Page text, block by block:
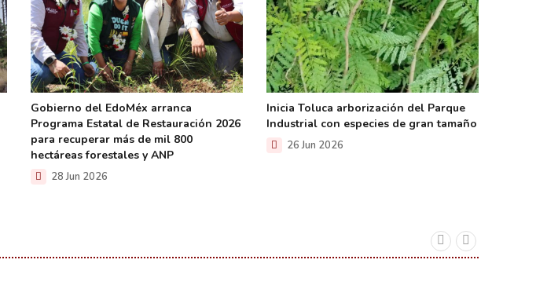
Gobierno del EdoMéx arranca
Programa Estatal de Restauración 2026
para recuperar más de mil 800
hectáreas forestales y ANP
28 Jun 2026
Inicia Toluca arborización del Parque
Industrial con especies de gran tamaño
26 Jun 2026